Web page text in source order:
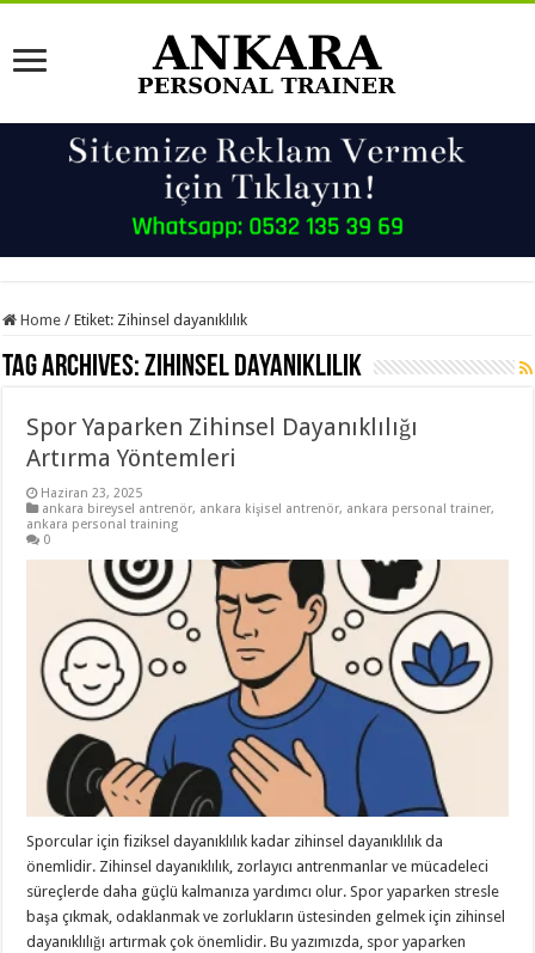
Home / Etiket: Zihinsel dayanıklılık
Tag Archives:Zihinsel dayanıklılık
Spor Yaparken Zihinsel Dayanıklılığı
Artırma Yöntemleri
Haziran 23, 2025
ankara bireysel antrenör, ankara kişisel antrenör, ankara personal trainer,
ankara personal training
0
Sporcular için fiziksel dayanıklılık kadar zihinsel dayanıklılık da
önemlidir. Zihinsel dayanıklılık, zorlayıcı antrenmanlar ve mücadeleci
süreçlerde daha güçlü kalmanıza yardımcı olur. Spor yaparken stresle
başa çıkmak, odaklanmak ve zorlukların üstesinden gelmek için zihinsel
dayanıklılığı artırmak çok önemlidir. Bu yazımızda, spor yaparken